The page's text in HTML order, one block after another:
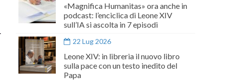
«Magnifica Humanitas» ora anche in
podcast: l’enciclica di Leone XIV
sull’IA si ascolta in 7 episodi
22 Lug 2026
Leone XIV: in libreria il nuovo libro
sulla pace con un testo inedito del
Papa